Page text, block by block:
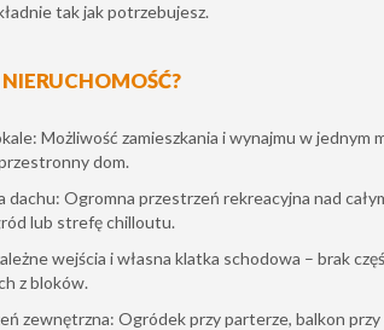
tak jak potrzebujesz.
Możliwość zamieszkania i wynajmu w jednym
dom.
dachu: Ogromna przestrzeń rekreacyjna nad
lub strefę chilloutu.
wejścia i własna klatka schodowa – brak
z bloków.
zewnętrzna: Ogródek przy parterze, balkon przy